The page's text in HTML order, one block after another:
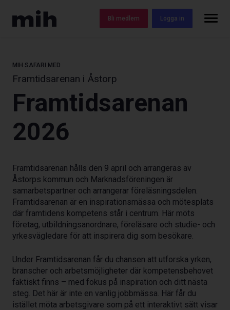
Bli medlem Logga in
MIH SAFARI MED
Framtidsarenan i Åstorp
Framtidsarenan
2026
Framtidsarenan hålls den 9 april och arrangeras av
Åstorps kommun och Marknadsföreningen är
samarbetspartner och arrangerar föreläsningsdelen.
Framtidsarenan är en inspirationsmässa och mötesplats
där framtidens kompetens står i centrum. Här möts
företag, utbildningsanordnare, föreläsare och studie- och
yrkesvägledare för att inspirera dig som besökare.
Under Framtidsarenan får du chansen att utforska yrken,
branscher och arbetsmöjligheter där kompetensbehovet
faktiskt finns – med fokus på inspiration och ditt nästa
steg. Det här är inte en vanlig jobbmässa. Här får du
istället möta arbetsgivare som på ett interaktivt sätt visar